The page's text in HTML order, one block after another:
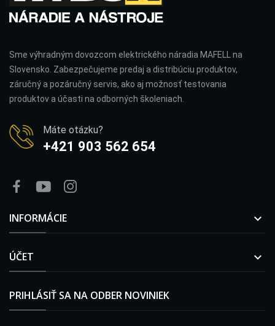
Sme výhradným dovozcom elektrického náradia MAFELL na
Slovensko. Zabezpečujeme predaj a distribúciu produktov,
záručný a pozáručný servis, ako aj možnosť testovania
produktov a účasti na odborných školeniach.
Máte otázku?
+421 903 562 654
INFORMÁCIE 
ÚČET 
PRIHLÁSIŤ SA NA ODBER NOVINIEK